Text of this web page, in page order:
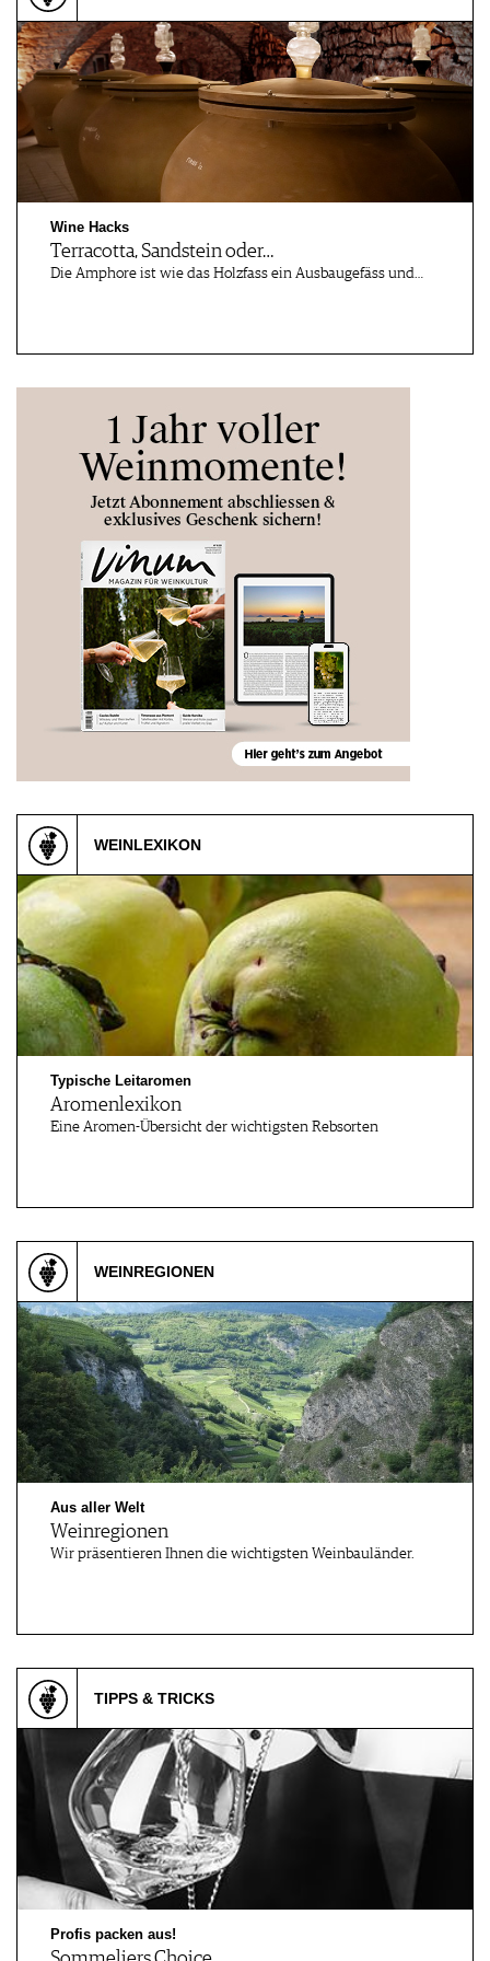
PRESSE
IMPRESSUM
AGB & DATENSCHUTZ
Wine Hacks
Terracotta, Sandstein oder…
Die Amphore ist wie das Holzfass ein Ausbaugefäss und…
WEINLEXIKON
Typische Leitaromen
Aromenlexikon
Eine Aromen-Übersicht der wichtigsten Rebsorten
WEINREGIONEN
Aus aller Welt
Weinregionen
Wir präsentieren Ihnen die wichtigsten Weinbauländer.
TIPPS & TRICKS
Profis packen aus!